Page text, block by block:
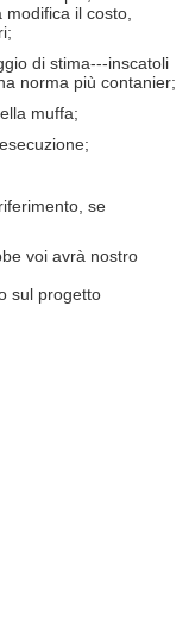
il costo,
di stima---inscatoli
norma più contanier;
muffa;
se
voi avrà nostro
sul progetto